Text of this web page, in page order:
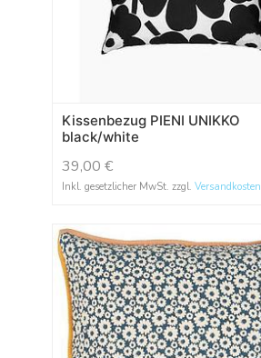
Kissenbezug PIENI UNIKKO
black/white
39,00 €
Inkl. gesetzlicher MwSt. zzgl. Versandkosten